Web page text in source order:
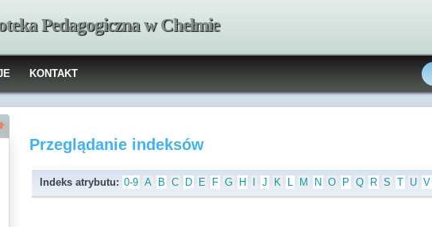
Pedagogiczna w Chełmie
KONTAKT
Przeglądanie indeksów
Indeks atrybutu: 0-9 A B C D E F G H J K L M N O P Q R S T U V